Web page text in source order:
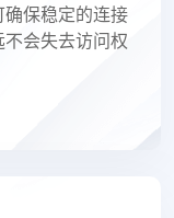
保稳定的连接
会失去访问权